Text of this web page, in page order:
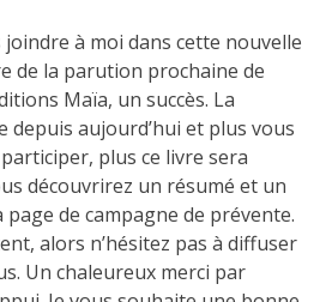
joindre à moi dans cette nouvelle
de la parution prochaine de
Maïa, un succès. La
depuis aujourd’hui et plus vous
plus ce livre sera
découvrirez un résumé et un
de campagne de prévente.
alors n’hésitez pas à diffuser
Un chaleureux merci par